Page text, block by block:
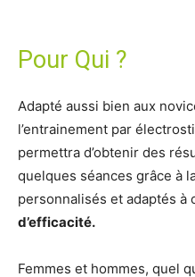
Pour Qui ?
Adapté aussi bien aux
l’entrainement par
permettra d’obtenir des
quelques séances grâce à
personnalisés et adaptés à
d’efficacité.
Femmes et hommes, quel